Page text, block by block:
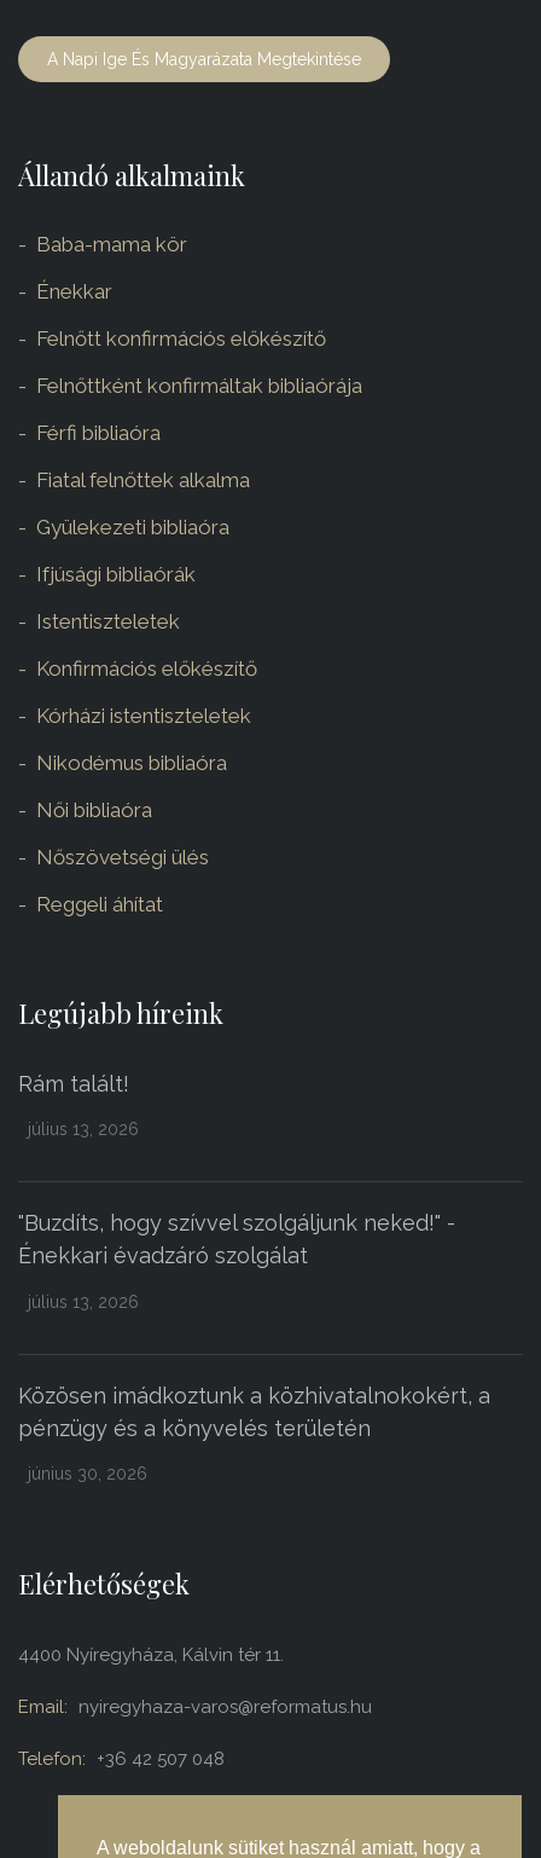
A weboldalunk sütiket használ amiatt, hogy a
A Napi Ige És Magyarázata Megtekintése
Állandó alkalmaink
Baba-mama kör
Énekkar
Felnőtt konfirmációs előkészítő
Felnőttként konfirmáltak bibliaórája
Férfi bibliaóra
Fiatal felnőttek alkalma
Gyülekezeti bibliaóra
Ifjúsági bibliaórák
Istentiszteletek
Konfirmációs előkészítő
Kórházi istentiszteletek
Nikodémus bibliaóra
Női bibliaóra
Nőszövetségi ülés
Reggeli áhítat
Legújabb híreink
Rám talált!
július 13, 2026
"Buzdíts, hogy szívvel szolgáljunk neked!" -
Énekkari évadzáró szolgálat
július 13, 2026
Közösen imádkoztunk a közhivatalnokokért, a
pénzügy és a könyvelés területén
június 30, 2026
Elérhetőségek
4400 Nyíregyháza, Kálvin tér 11.
Email: nyiregyhaza-varos@reformatus.hu
Telefon: +36 42 507 048